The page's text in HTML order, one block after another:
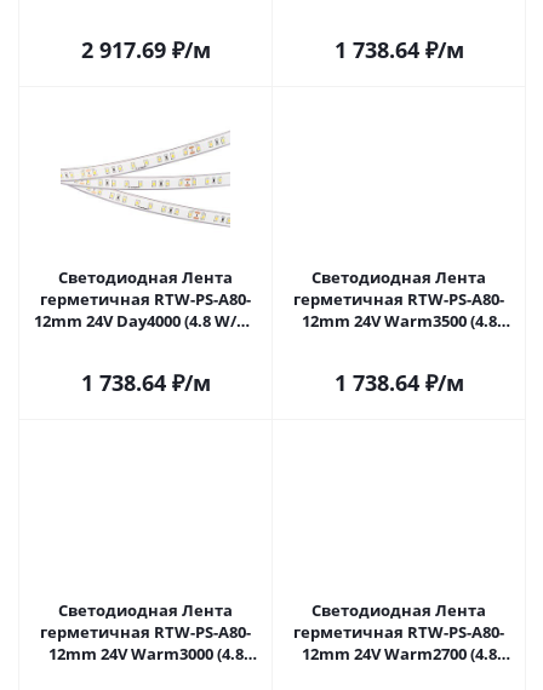
2 917.69₽/м 1 738.64₽/м
Светодиодная Лента
герметичная RTW-PS-A80-
12mm 24V Day4000 (4.8 W/m,
1 738.64₽/м
Светодиодная Лента
герметичная RTW-PS-A80-
12mm 24V Warm3500 (4.8
1 738.64₽/м
Светодиодная Лента
герметичная RTW-PS-A80-
12mm 24V Warm3000 (4.8
Светодиодная Лента
герметичная RTW-PS-A80-
12mm 24V Warm2700 (4.8